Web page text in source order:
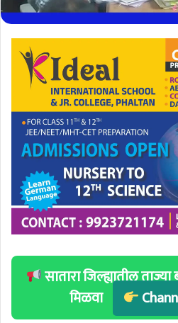
सातारा जिल्ह्यातील
मिळवा